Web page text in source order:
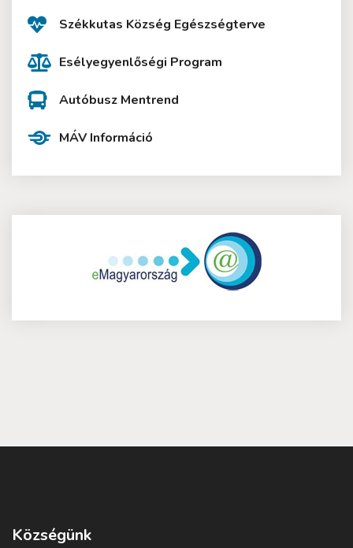
Székkutas Község Egészségterve
Esélyegyenlőségi Program
Autóbusz Mentrend
MÁV Információ
Községünk